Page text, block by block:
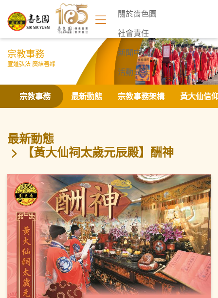
關於嗇色園
社會責任
新聞中心
活動日誌
聯絡我們
宗教事務
宣道弘法 廣結善緣
宗教事務 最新動態 宗教事務架構 黃大仙信
最新動態
【黃大仙祠太歲元辰殿】酬神